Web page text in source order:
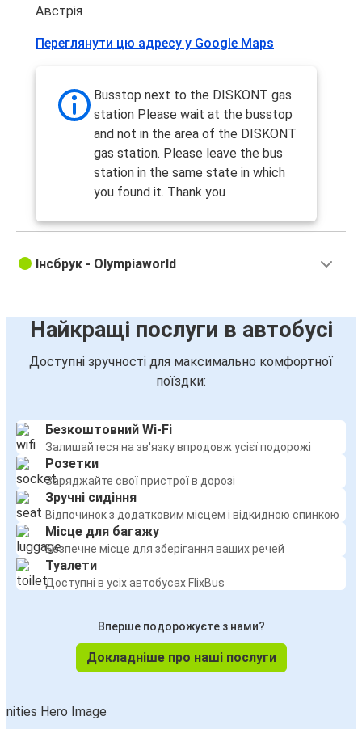
Австрія
Переглянути цю адресу у Google Maps
Busstop next to the DISKONT gas
station Please wait at the busstop
and not in the area of the DISKONT
gas station. Please leave the bus
station in the same state in which
you found it. Thank you
Інсбрук - Olympiaworld
Найкращі послуги в автобусі
Доступні зручності для максимально комфортної
поїздки:
Безкоштовний Wi-Fi
Залишайтеся на зв'язку впродовж усієї подорожі
Розетки
Заряджайте свої пристрої в дорозі
Зручні сидіння
Відпочинок з додатковим місцем і відкидною спинкою
Місце для багажу
Безпечне місце для зберігання ваших речей
Туалети
Доступні в усіх автобусах FlixBus
Вперше подорожуєте з нами?
Докладніше про наші послуги